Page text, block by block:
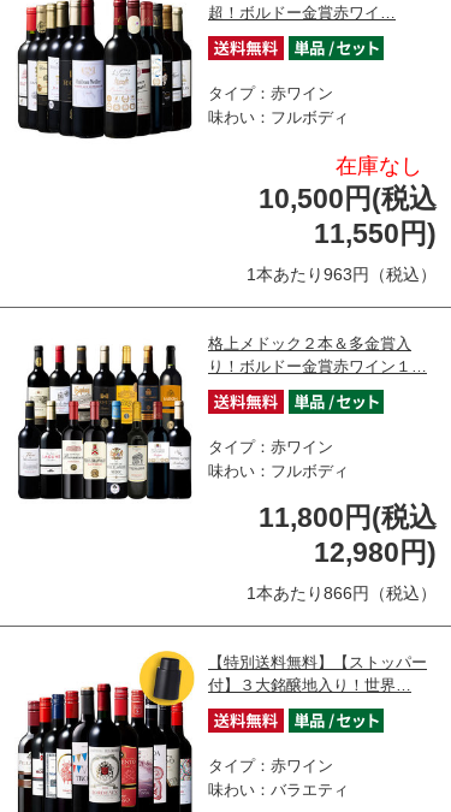
超！ボルドー金賞赤ワイ…
タイプ：赤ワイン
味わい：フルボディ
在庫なし
10,500円(税込
11,550円)
1本あたり963円（税込）
格上メドック２本＆多金賞入
り！ボルドー金賞赤ワイン１…
タイプ：赤ワイン
味わい：フルボディ
11,800円(税込
12,980円)
1本あたり866円（税込）
【特別送料無料】【ストッパー
付】３大銘醸地入り！世界…
タイプ：赤ワイン
味わい：バラエティ